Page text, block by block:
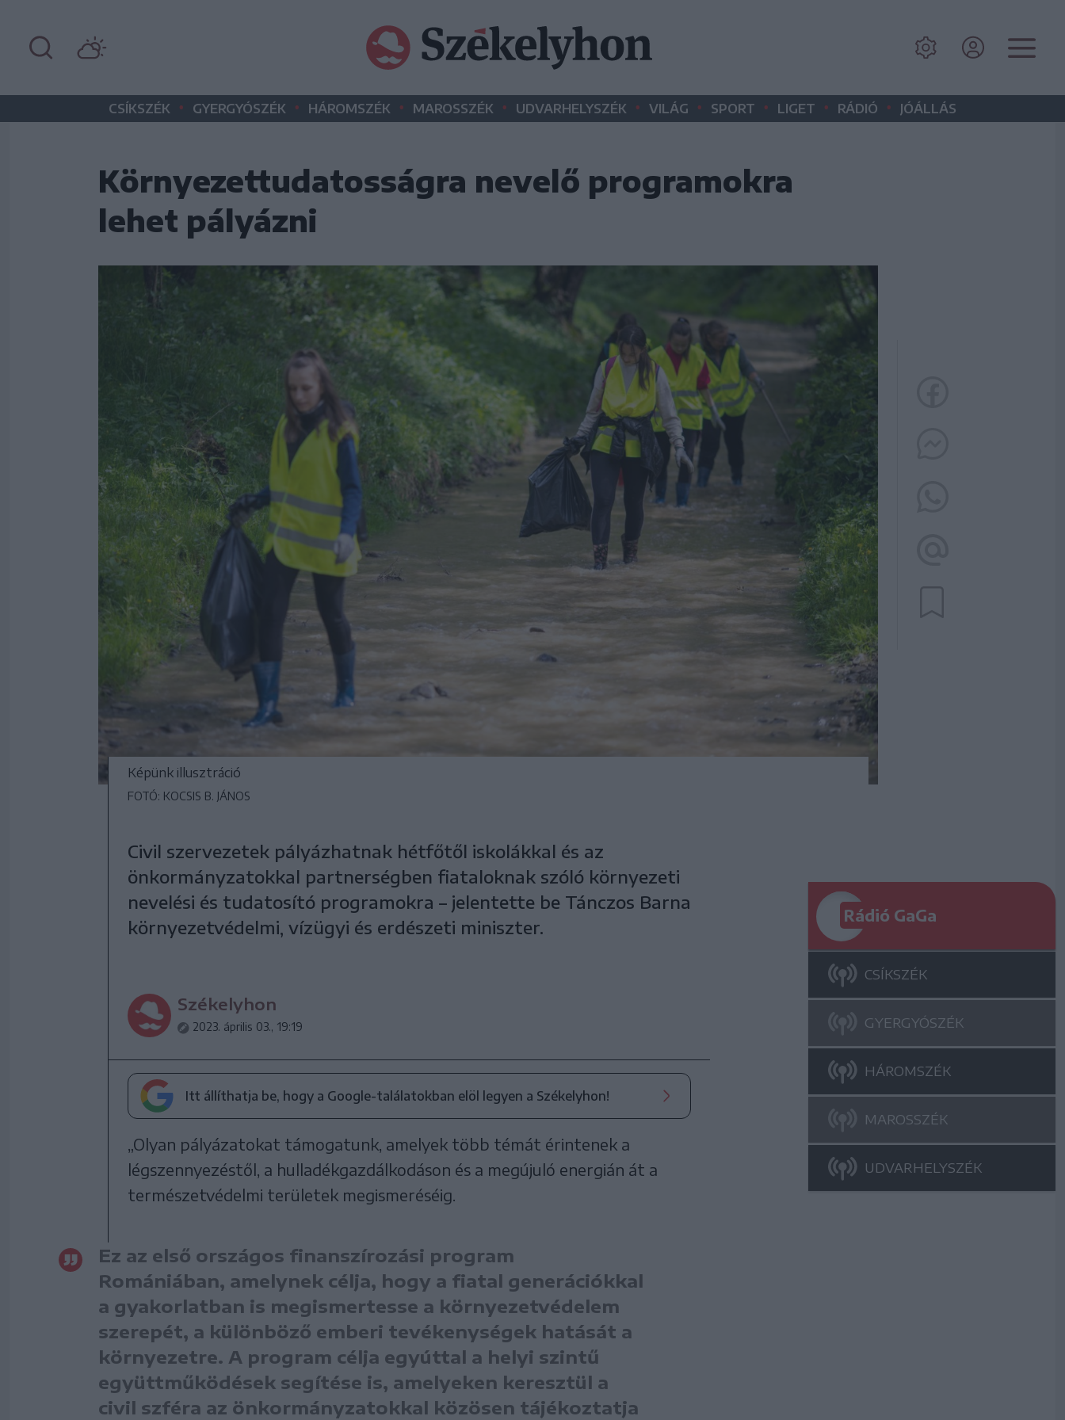
CSÍKSZÉK • GYERGYÓSZÉK • HÁROMSZÉK • MAROSSZÉK • UDVARHELYSZÉK • VILÁG • SPORT • LIGET • RÁDIÓ • JÓÁLLÁS
Környezettudatosságra nevelő programokra
lehet pályázni
Képünk illusztráció
FOTÓ: KOCSIS B. JÁNOS
Civil szervezetek pályázhatnak hétfőtől iskolákkal és az
önkormányzatokkal partnerségben fiataloknak szóló környezeti
nevelési és tudatosító programokra – jelentette be Tánczos Barna
környezetvédelmi, vízügyi és erdészeti miniszter.
Székelyhon
2023. április 03., 19:19
Itt állíthatja be, hogy a Google-találatokban elöl legyen a Székelyhon!
„Olyan pályázatokat támogatunk, amelyek több témát érintenek a
légszennyezéstől, a hulladékgazdálkodáson és a megújuló energián át a
természetvédelmi területek megismeréséig.
Ez az első országos finanszírozási program
Romániában, amelynek célja, hogy a fiatal generációkkal
a gyakorlatban is megismertesse a környezetvédelem
szerepét, a különböző emberi tevékenységek hatását a
környezetre. A program célja egyúttal a helyi szintű
együttműködések segítése is, amelyeken keresztül a
civil szféra az önkormányzatokkal közösen tájékoztatja
Rádió GaGa
CSÍKSZÉK
GYERGYÓSZÉK
HÁROMSZÉK
MAROSSZÉK
UDVARHELYSZÉK